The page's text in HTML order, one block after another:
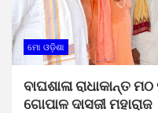
ମୋ ଓଡ଼ିଶା
ବାଘଶାଳା ରାଧାକାନ୍ତ
ଗୋପାଳ ଦାସଜୀ ମହାରାଜ